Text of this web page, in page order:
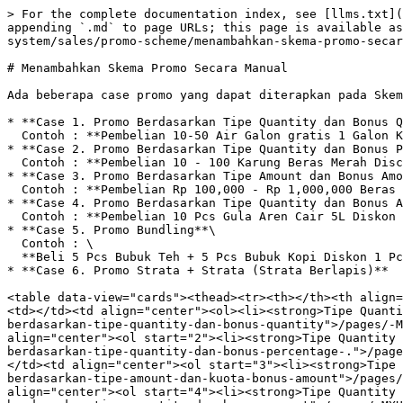
> For the complete documentation index, see [llms.txt](https://panduan-dms.simplidots.id/llms.txt). Markdown versions of documentation pages are available by appending `.md` to page URLs; this page is available as [Markdown](https://panduan-dms.simplidots.id/website-backoffice/dms-distribution-management-system/sales/promo-scheme/menambahkan-skema-promo-secara-manual.md).

# Menambahkan Skema Promo Secara Manual

Ada beberapa case promo yang dapat diterapkan pada Skema Promo DMS sebagai berikut:

* **Case 1. Promo Berdasarkan Tipe Quantity dan Bonus Quantity**\
  Contoh : **Pembelian 10-50 Air Galon gratis 1 Galon Kosong.**&#x20;
* **Case 2. Promo Berdasarkan Tipe Quantity dan Bonus Percentage (%)**\
  Contoh : **Pembelian 10 - 100 Karung Beras Merah Discount 5%.**&#x20;
* **Case 3. Promo Berdasarkan Tipe Amount dan Bonus Amount**\
  Contoh : **Pembelian Rp 100,000 - Rp 1,000,000 Beras Merah Discount 2%.**&#x20;
* **Case 4. Promo Berdasarkan Tipe Quantity dan Bonus Amount**\
  Contoh : **Pembelian 10 Pcs Gula Aren Cair 5L Diskon 5,000.**
* **Case 5. Promo Bundling**\
  Contoh : \
  **Beli 5 Pcs Bubuk Teh + 5 Pcs Bubuk Kopi Diskon 1 Pcs Bubuk Cabai 50%**
* **Case 6. Promo Strata + Strata (Strata Berlapis)**

<table data-view="cards"><thead><tr><th></th><th align="center"></th><th></th><th data-hidden data-card-target data-type="content-ref"></th></tr></thead><tbody><tr><td></td><td align="center"><ol><li><strong>Tipe Quantity x Bonus Quantity</strong></li></ol></td><td></td><td><a href="/pages/-MXUwLaNBD7Vl6dk64iD#case-1.-promo-berdasarkan-tipe-quantity-dan-bonus-quantity">/pages/-MXUwLaNBD7Vl6dk64iD#case-1.-promo-berdasarkan-tipe-quantity-dan-bonus-quantity</a></td></tr><tr><td></td><td align="center"><ol start="2"><li><strong>Tipe Quantity x Bonus Percentage (%)</strong></li></ol></td><td></td><td><a href="/pages/-MXUwLaNBD7Vl6dk64iD#case-2.-promo-berdasarkan-tipe-quantity-dan-bonus-percentage-.">/pages/-MXUwLaNBD7Vl6dk64iD#case-2.-promo-berdasarkan-tipe-quantity-dan-bonus-percentage-.</a></td></tr><tr><td></td><td align="center"><ol start="3"><li><strong>Tipe Amount x Bonus Amount</strong></li></ol></td><td></td><td><a href="/pages/-MXUwLaNBD7Vl6dk64iD#case-3.-promo-berdasarkan-tipe-amount-dan-kuota-bonus-amount">/pages/-MXUwLaNBD7Vl6dk64iD#case-3.-promo-berdasarkan-tipe-amount-dan-kuota-bonus-amount</a></td></tr><tr><td></td><td align="center"><ol start="4"><li><strong>Tipe Quantity x Bonus Amount</strong></li></ol></td><td></td><td><a href="/pages/-MXUwLaNBD7Vl6dk64iD#case-4.-promo-berdasarkan-tipe-quantity-dan-bonus-amount">/pages/-MXUwLaNBD7Vl6dk64iD#case-4.-promo-berdasarkan-tipe-quantity-dan-bonus-amount</a></td></tr><tr><td></td><td align="center"><ol start="5"><li><strong>Promo Bundling</strong></li></ol></td><td></td><td><a href="/pages/-MXUwLaNBD7Vl6dk64iD#case-5.-promo-bundling">/pages/-MXUwLaNBD7Vl6dk64iD#case-5.-promo-bundling</a></td></tr><tr><td></td><td align="center"><ol start="6"><li><strong>Promo Strata + Strata (Strata Berlapis)</strong></li></ol></td><td></td><td></td></tr></tbody></table>

***

## Case 1. Promo Berdasarkan Tipe Quantity dan Bonus Quantity

{% hint style="info" %}
Pilih Tab "**CARA"** Untuk melihat langkah-langkah pembuatan promo.\
Pilih Tab "**HASIL"** Untuk melihat hasil promo.
{% endhint %}

{%